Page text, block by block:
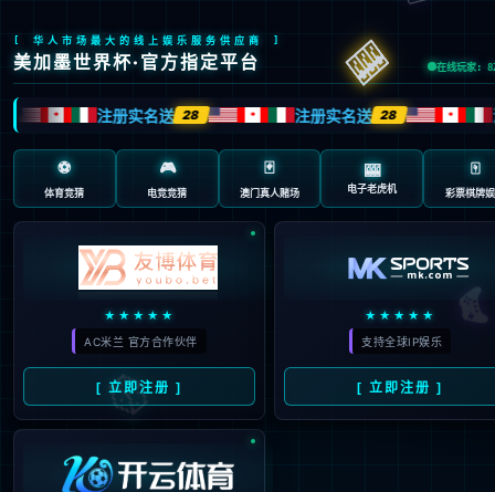
页面错误！请稍后再试～
V5{ 专业内容管理系统 }-